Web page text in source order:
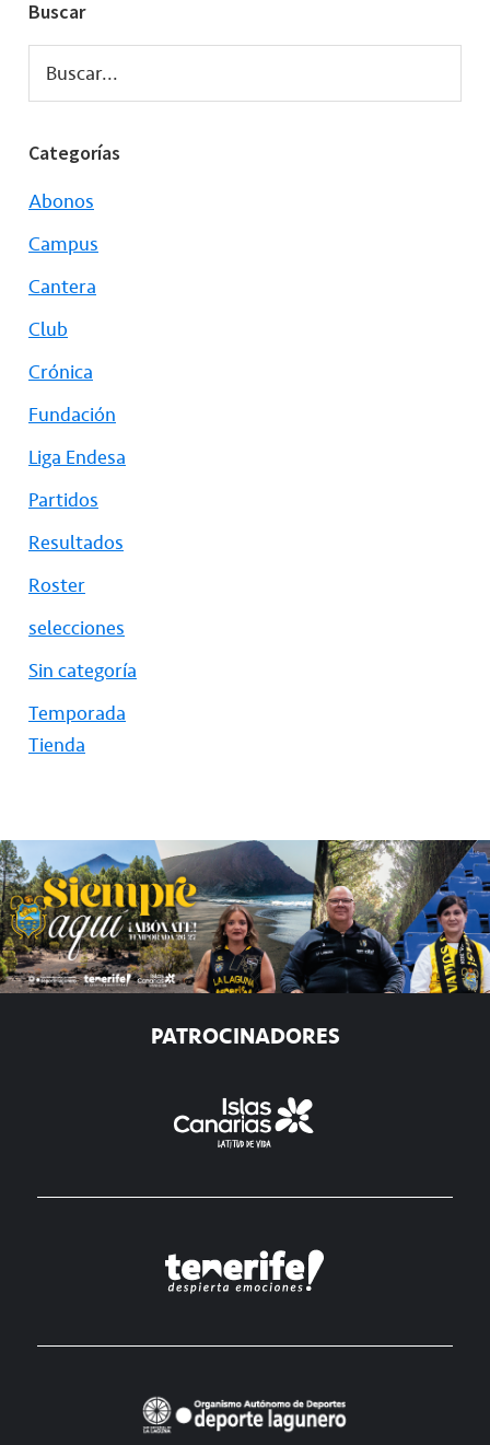
Buscar
Buscar...
Categorías
Abonos
Campus
Cantera
Club
Crónica
Fundación
Liga Endesa
Partidos
Resultados
Roster
selecciones
Sin categoría
Temporada
Tienda
PATROCINADORES